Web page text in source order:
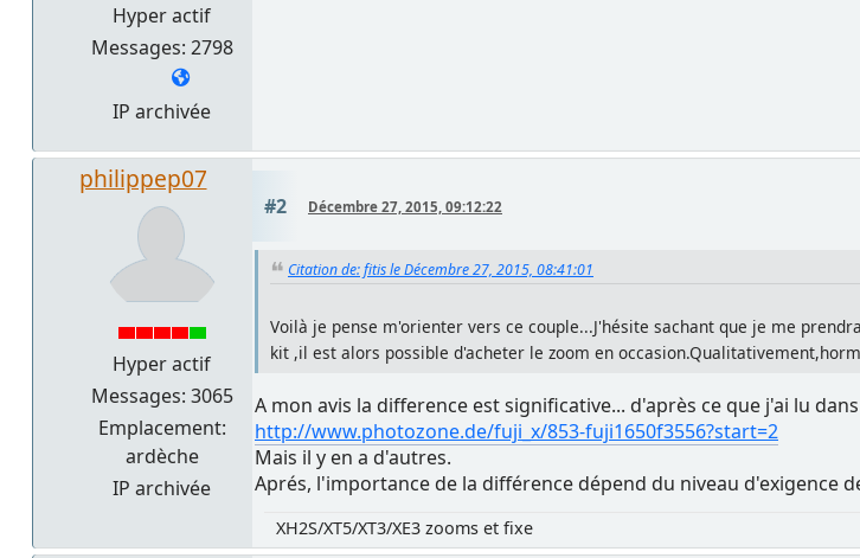
Hyper actif
Messages: 2798
IP archivée
philippep07
Hyper actif
Messages: 3065
Emplacement:
ardèche
IP archivée
#2 Décembre 27, 2015, 09:12:22
Citation de: fitis le Décembre 27, 2015, 08:41:01
Voilà je pense m'orienter vers ce couple...J'hésite sachant que je me
kit ,il est alors possible d'acheter le zoom en
A mon avis la difference est significative... d'après ce que j'ai lu
http://www.photozone.de/fuji_x/853-fuji1650f3556?start=2
Mais il y en a d'autres.
Aprés, l'importance de la différence dépend du niveau d'exigence
XH2S/XT5/XT3/XE3 zooms et fixe